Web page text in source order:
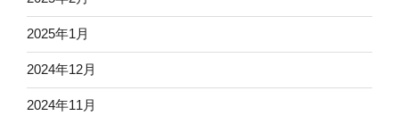
2025年1月
2024年12月
2024年11月